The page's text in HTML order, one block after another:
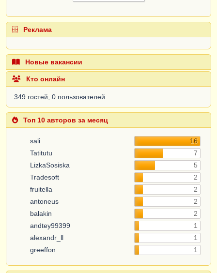
Реклама
Новые вакансии
Кто онлайн
349 гостей, 0 пользователей
Топ 10 авторов за месяц
16
Tatitutu
7
LizkaSosiska
5
Tradesoft
2
fruitella
2
antoneus
2
balakin
2
andtey99399
1
alexandr_ll
1
greeffon
1